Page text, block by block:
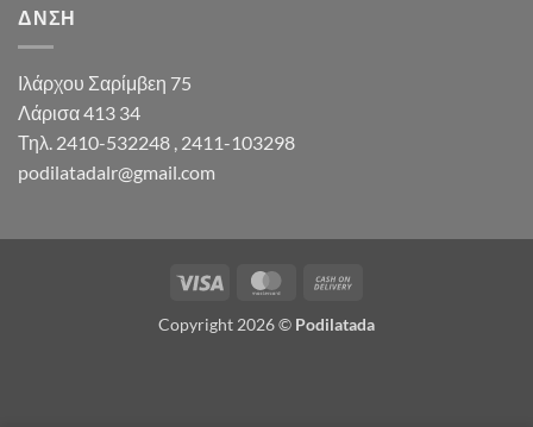
ΔΝΣΗ
Ιλάρχου Σαρίμβεη 75
Λάρισα 413 34
Τηλ. 2410-532248 , 2411-103298
podilatadalr@gmail.com
Visa MasterCard
Delivery
Copyright 2026 © Podilatada